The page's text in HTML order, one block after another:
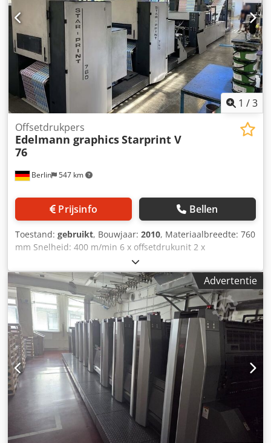
1 /3
Berlin 547 km
Offsetdrukpers
Edelmann graphicsStarprint V
76
Prijsinfo Bellen
Toestand: gebruikt, Bouwjaar: 2010, Materiaalbreedte: 760
mm Snelheid: 400 m/min 6 x offsetdrukunit 2 x
flexodrukunit UV-droging Koudfolie Inline lamineereenheid
Dcodpfoy Ntnmsx Ankjk
Advertentie